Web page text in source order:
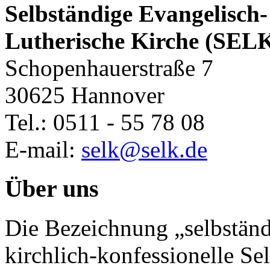
Selbständige Evangelisch-
Lutherische Kirche
Schopenhauerstraße 7
30625 Hannover
Tel.: 0511 - 55 78 08
E-mail: selk@selk.de
Über uns
Die Bezeichnung
kirchlich-konfessionelle